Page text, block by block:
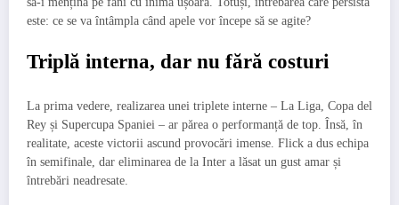
este: ce se va întâmpla când apele vor începe să se agite?
Triplă interna, dar nu fără costuri
La prima vedere, realizarea unei triplete interne – La Liga, Copa del
Rey și Supercupa Spaniei – ar părea o performanță de top. Însă, în
realitate, aceste victorii ascund provocări imense. Flick a dus echipa
în semifinale, dar eliminarea de la Inter a lăsat un gust amar și
întrebări neadresate.